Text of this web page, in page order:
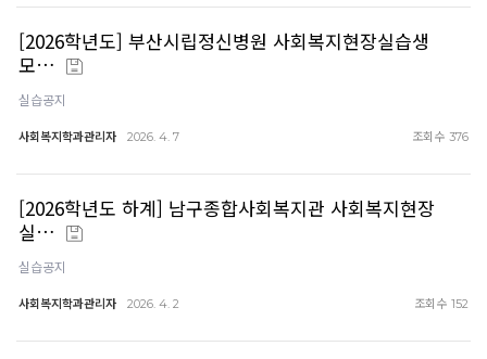
[2026학년도] 부산시립정신병원 사회복지현장실습생
모…
실습공지
사회복지학과관리자 2026. 4. 7 조회수 376
[2026학년도 하계] 남구종합사회복지관 사회복지현장
실…
실습공지
사회복지학과관리자 2026. 4. 2 조회수 152